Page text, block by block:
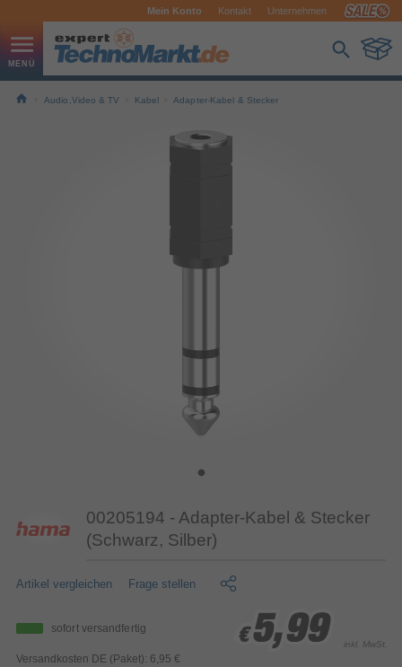
Mein Konto Kontakt Unternehmen
Audio,Video & TV Kabel Adapter-Kabel & Stecker
00205194 - Adapter-Kabel & Stecker
(Schwarz, Silber)
Artikel vergleichen Frage stellen
sofort versandfertig
Versandkosten DE (Paket): 6,95 €
€ 5,99
€ 5,99
€ 5,99 inkl. MwSt.